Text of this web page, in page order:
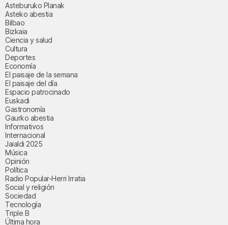
Asteburuko Planak
Asteko abestia
Bilbao
Bizkaia
Ciencia y salud
Cultura
Deportes
Economía
El paisaje de la semana
El paisaje del día
Espacio patrocinado
Euskadi
Gastronomía
Gaurko abestia
Informativos
Internacional
Jaialdi 2025
Música
Opinión
Política
Radio Popular-Herri Irratia
Social y religión
Sociedad
Tecnología
Triple B
Última hora